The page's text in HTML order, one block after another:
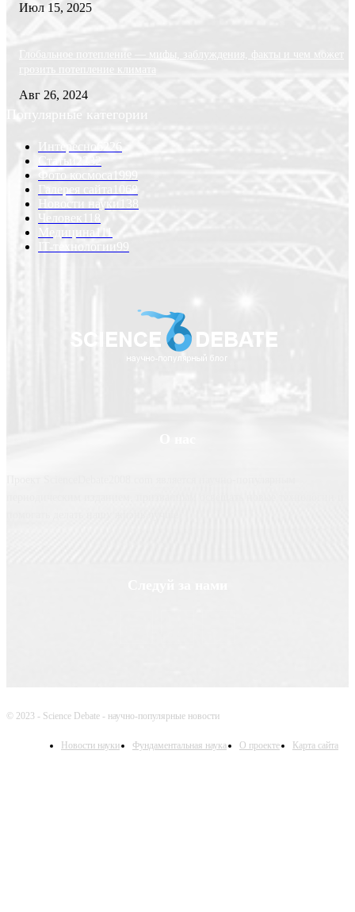
Июл 15, 2025
Глобальное потепление — мифы, заблуждения, факты и чем может
грозить потепление климата
Авг 26, 2024
Популярные категории
Интересно
6226
Статьи
2232
Фото космоса
1999
Галерея сайта 1068
Новости науки
Человек 118
Медицина
IT-технологии99
© 2023 - Science Debate - научно-популярные новости
Новости науки Фундаментальная наука О проекте Карта сайта